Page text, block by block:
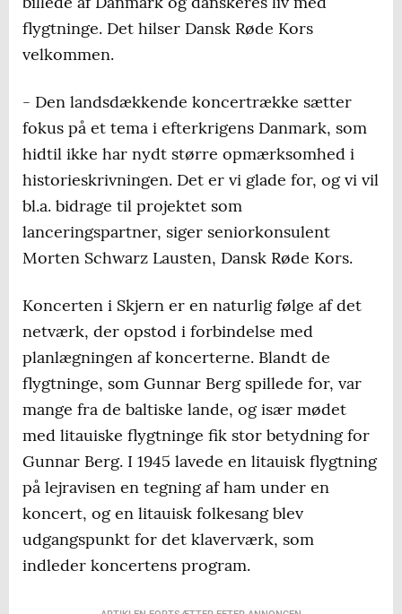
flygtninge. Det hilser Dansk Røde Kors
velkommen.
- Den landsdækkende koncertrække sætter
fokus på et tema i efterkrigens Danmark, som
hidtil ikke har nydt større opmærksomhed i
historieskrivningen. Det er vi glade for, og vi vil
bl.a. bidrage til projektet som
lanceringspartner, siger seniorkonsulent
Morten Schwarz Lausten, Dansk Røde Kors.
Koncerten i Skjern er en naturlig følge af det
netværk, der opstod i forbindelse med
planlægningen af koncerterne. Blandt de
flygtninge, som Gunnar Berg spillede for, var
mange fra de baltiske lande, og især mødet
med litauiske flygtninge fik stor betydning for
Gunnar Berg. I 1945 lavede en litauisk flygtning
på lejravisen en tegning af ham under en
koncert, og en litauisk folkesang blev
udgangspunkt for det klaverværk, som
indleder koncertens program.